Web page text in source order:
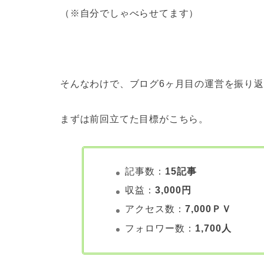
（※自分でしゃべらせてます）
そんなわけで、ブログ6ヶ月目の運営を振り
まずは前回立てた目標がこちら。
記事数： 15記事
収益：3,000円
アクセス数：7,000ＰＶ
フォロワー数： 1,700人